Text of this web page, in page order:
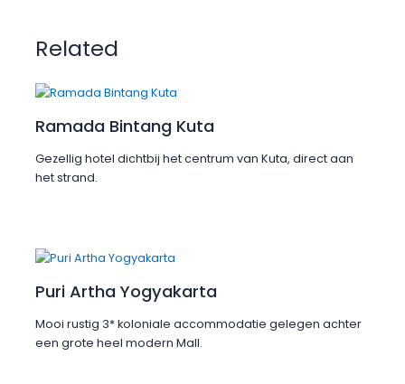
Related
Ramada Bintang Kuta
Gezellig hotel dichtbij het centrum van Kuta, direct aan
het strand.
Puri Artha Yogyakarta
Mooi rustig 3* koloniale accommodatie gelegen achter
een grote heel modern Mall.